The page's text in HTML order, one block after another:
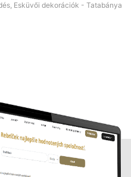
Esküvői dekorációk - Tatabánya